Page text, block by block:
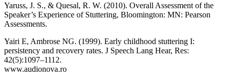
Yaruss, J. S., & Quesal, R. W. (2010). Overall Assessment of the
Speaker’s Experience of Stuttering, Bloomington: MN: Pearson
Assessments.
Yairi E, Ambrose NG. (1999). Early childhood stuttering I:
persistency and recovery rates. J Speech Lang Hear, Res:
42(5):1097–1112.
www.audionova.ro